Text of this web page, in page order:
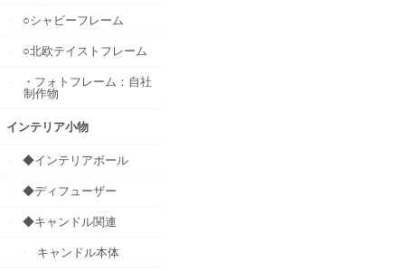
○シャビーフレーム
○北欧テイストフレーム
・フォトフレーム：自社
制作物
インテリア小物
◆インテリアボール
◆ディフューザー
◆キャンドル関連
キャンドル本体